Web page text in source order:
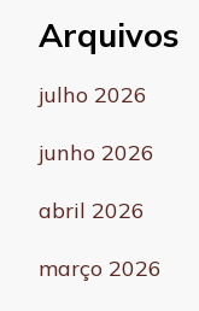
Arquivos
julho 2026
junho 2026
abril 2026
março 2026